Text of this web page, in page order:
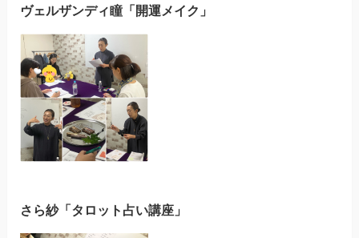
ヴェルザンディ瞳「開運メイク」
さら紗「タロット占い講座」